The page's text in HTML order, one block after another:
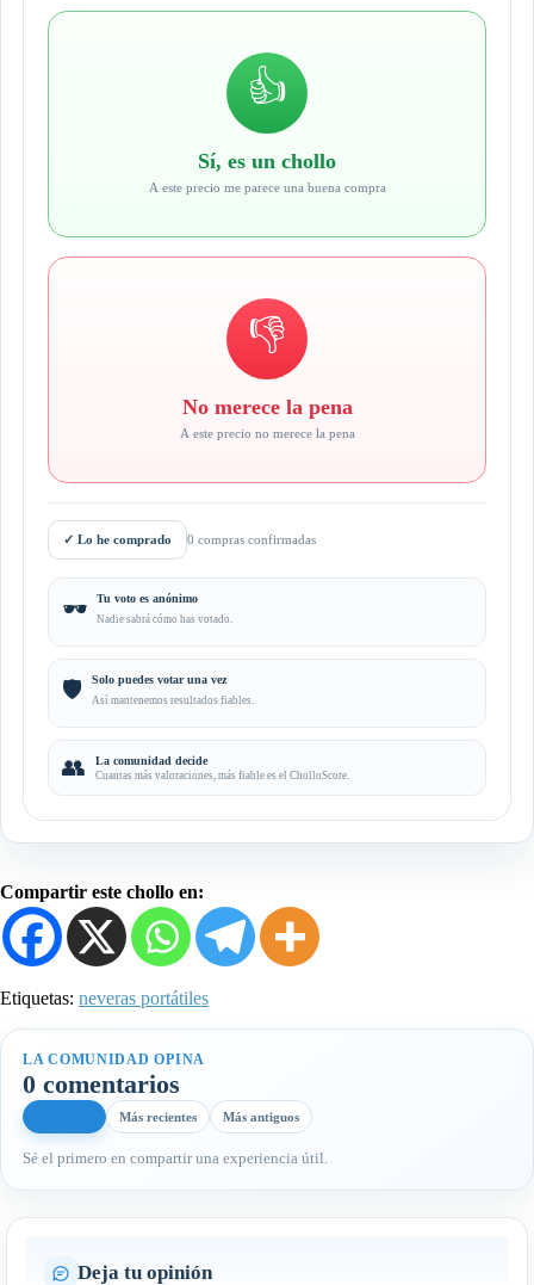
👍
Sí, es un chollo
A este precio me parece una buena compra
👎
No merece la pena
A este precio no merece la pena
✓ Lo he comprado 0 compras confirmadas
🕶️ Tu voto es anónimo
Nadie sabrá cómo has votado.
🛡️ Solo puedes votar una vez
Así mantenemos resultados fiables.
👥 La comunidad decide
Cuantas más valoraciones, más fiable es el CholloScore.
Compartir este chollo en:
Etiquetas: neveras portátiles
LA COMUNIDAD OPINA
0 comentarios
Más recientes Más antiguos
Sé el primero en compartir una experiencia útil.
Deja tu opinión